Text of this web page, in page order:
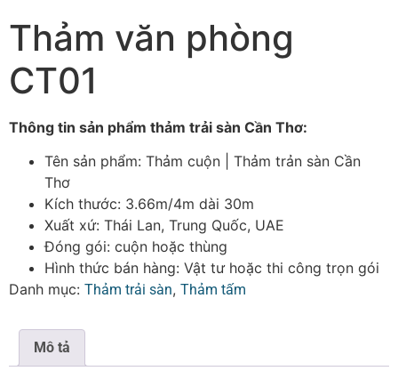
Thảm văn phòng
CT01
Thông tin sản phẩm thảm trải sàn Cần Thơ:
Tên sản phẩm: Thảm cuộn | Thảm trản sàn Cần
Thơ
Kích thước: 3.66m/4m dài 30m
Xuất xứ: Thái Lan, Trung Quốc, UAE
Đóng gói: cuộn hoặc thùng
Hình thức bán hàng: Vật tư hoặc thi công trọn gói
Danh mục: Thảm trải sàn, Thảm tấm
Mô tả